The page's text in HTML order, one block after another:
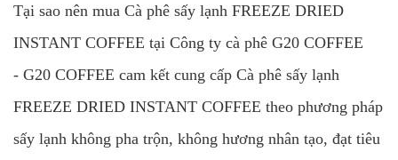
Tại sao nên mua Cà phê sấy lạnh FREEZE DRIED
INSTANT COFFEE tại Công ty cà phê G20 COFFEE
- G20 COFFEE cam kết cung cấp Cà phê sấy lạnh
FREEZE DRIED INSTANT COFFEE theo phương pháp
sấy lạnh không pha trộn, không hương nhân tạo, đạt tiêu